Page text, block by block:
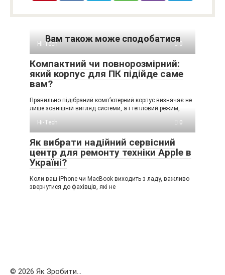
Вам також може сподобатися
Hi-Tech 0
Компактний чи повнорозмірний:
який корпус для ПК підійде саме
вам?
Правильно підібраний комп’ютерний корпус визначає не
лише зовнішній вигляд системи, а і тепловий режим,
Hi-Tech
0
Як вибрати надійний сервісний
центр для ремонту техніки Apple в
Україні?
Коли ваш iPhone чи MacBook виходить з ладу, важливо
звернутися до фахівців, які не
© 2026 Як Зробити...